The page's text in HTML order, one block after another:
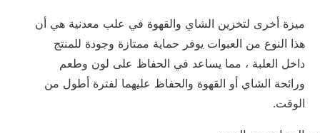
ميزة أخرى لتخزين الشاي والقهوة في علب معدنية هي أن
هذا النوع من العبوات يوفر حماية ممتازة وجودة للمنتج
داخل العلبة ، مما يساعد في الحفاظ على لون وطعم
ورائحة الشاي أو القهوة والحفاظ عليهما لفترة أطول من
الوقت.